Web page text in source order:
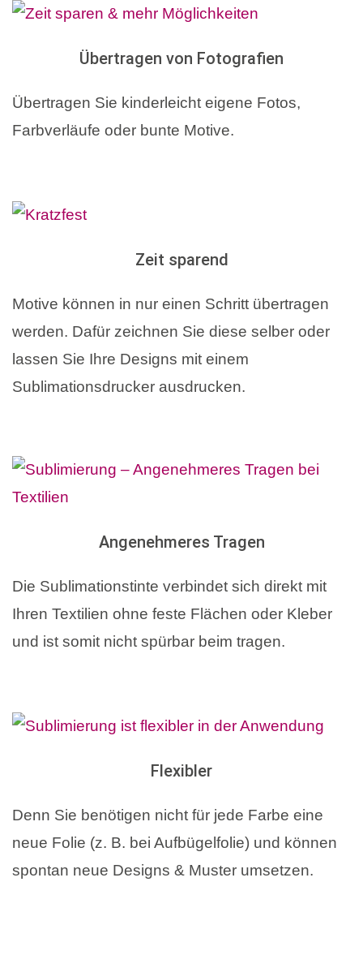
Übertragen von Fotografien
Übertragen Sie kinderleicht eigene Fotos,
Farbverläufe oder bunte Motive.
Zeit sparend
Motive können in nur einen Schritt übertragen
werden. Dafür zeichnen Sie diese selber oder
lassen Sie Ihre Designs mit einem
Sublimationsdrucker ausdrucken.
Angenehmeres Tragen
Die Sublimationstinte verbindet sich direkt mit
Ihren Textilien ohne feste Flächen oder Kleber
und ist somit nicht spürbar beim tragen.
Flexibler
Denn Sie benötigen nicht für jede Farbe eine
neue Folie (z. B. bei Aufbügelfolie) und können
spontan neue Designs & Muster umsetzen.